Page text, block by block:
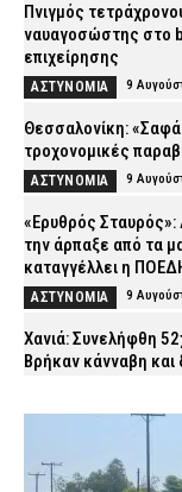
Πνιγμός
ναυαγοσώστης στο
επιχείρησης
ΑΣΤΥΝΟΜΙΑ 9
Θεσσαλονίκη:
τροχονομικές
ΑΣΤΥΝΟΜΙΑ 9
«Ερυθρός
την άρπαξε από τα
καταγγέλλει η
ΑΣΤΥΝΟΜΙΑ 9
Χανιά: Συνελήφθη
Βρήκαν κάνναβη και
Τροχαίο στον
εκτροπή δικύκλου
ΕΙΔΗΣΕΙΣ 9